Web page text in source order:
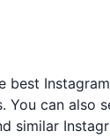
best
You can also
similar